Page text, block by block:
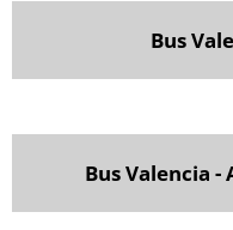
Bus
Bus Valencia